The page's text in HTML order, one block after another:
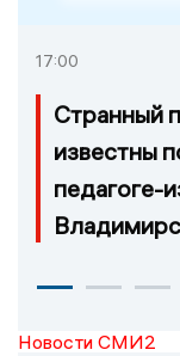
17:00
Странный
известны
педагоге-
Новости СМИ2